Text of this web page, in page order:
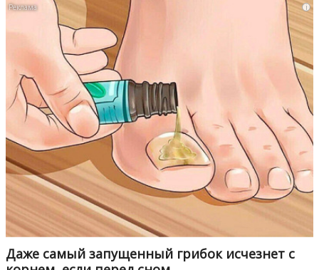
i
Даже самый запущенный грибок исчезнет с